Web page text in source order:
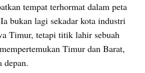
tempat terhormat dalam peta
bukan lagi sekadar kota industri
Timur, tetapi titik lahir sebuah
Timur dan Barat,
depan.